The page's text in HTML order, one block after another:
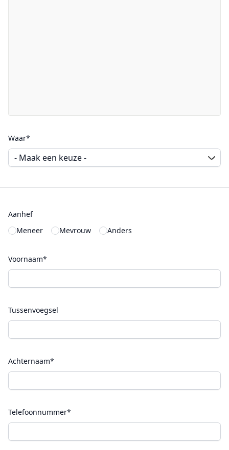
Waar*
Aanhef
Meneer
Mevrouw Anders
Voornaam*
Tussenvoegsel
Achternaam*
Telefoonnummer*